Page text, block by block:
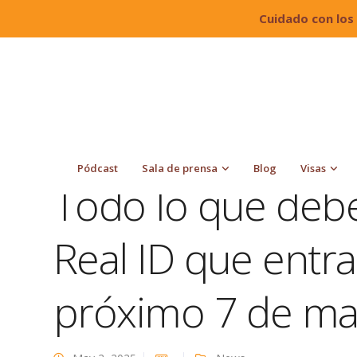
Cuidado con
Pódcast Sala de prensa Blog Visas
próximo 7 de mayo
Todo lo que
Real ID que
próximo 7 de